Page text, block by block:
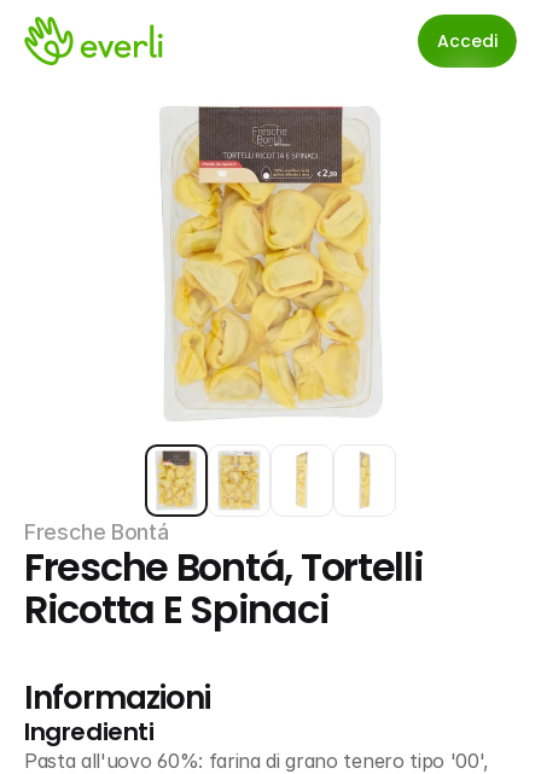
Accedi
Fresche Bontá
Fresche Bontá, Tortelli
Ricotta E Spinaci
Informazioni
Ingredienti
Pasta all'uovo 60%: farina di grano tenero tipo '00',